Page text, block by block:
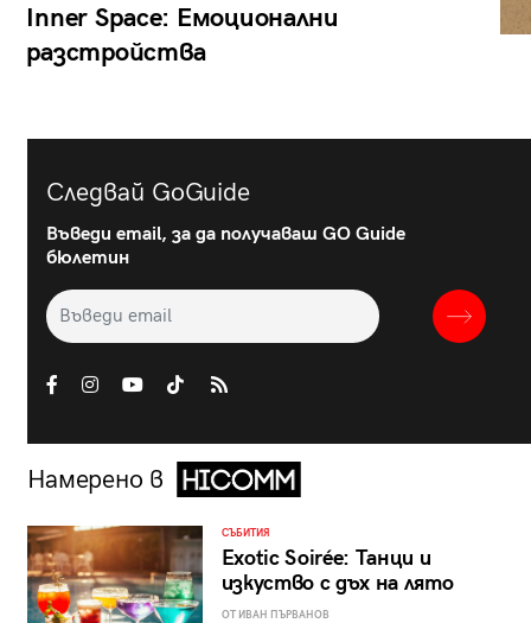
Inner Space: Емоционални
разстройства
Следвай GoGuide
Въведи email, за да получаваш GO Guide
бюлетин
Намерено в
СЪБИТИЯ
Exotic Soirée: Танци и
изкуство с дъх на лято
ОТ ИВАН ПЪРВАНОВ